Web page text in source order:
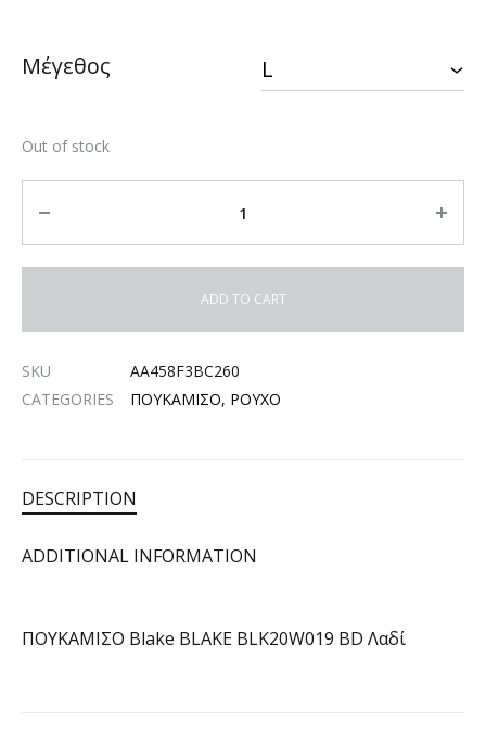
Μέγεθος
Out of stock
ADD TO CART
SKU
AA458F3BC260
CATEGORIES
ΠΟΥΚΑΜΙΣΟ, ΡΟΥΧΟ
DESCRIPTION
ADDITIONAL INFORMATION
ΠΟΥΚΑΜΙΣΟ Blake BLAKE BLK20W019 BD Λαδί